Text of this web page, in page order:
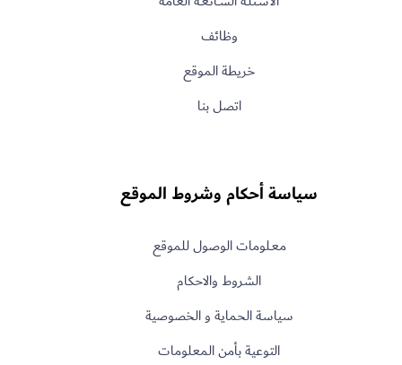
وظائف
خريطة الموقع
اتصل بنا
سياسة أحكام وشروط الموقع
معـلومات الوصول للموقع
الشروط والاحكام
سياسة الحماية و الخصوصية
التوعية بأمن المعلومات